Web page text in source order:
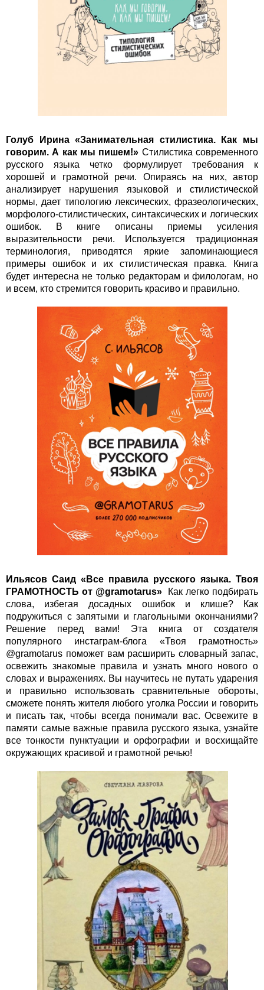
Голуб Ирина «Занимательная стилистика. Как мы
говорим. А как мы пишем!» Стилистика современного
русского языка четко формулирует требования к
хорошей и грамотной речи. Опираясь на них, автор
анализирует нарушения языковой и стилистической
нормы, дает типологию лексических, фразеологических,
морфолого-стилистических, синтаксических и логических
ошибок. В книге описаны приемы усиления
выразительности речи. Используется традиционная
терминология, приводятся яркие запоминающиеся
примеры ошибок и их стилистическая правка. Книга
будет интересна не только редакторам и филологам, но
и всем, кто стремится говорить красиво и правильно.
Ильясов Саид « Все правила русского языка. Твоя
ГРАМОТНОСТЬ от @gramotarus» Как легко подбирать
слова, избегая досадных ошибок и клише? Как
подружиться с запятыми и глагольными окончаниями?
Решение перед вами! Эта книга от создателя
популярного инстаграм-блога «Твоя грамотность»
@gramotarus поможет вам расширить словарный запас,
освежить знакомые правила и узнать много нового о
словах и выражениях. Вы научитесь не путать ударения
и правильно использовать сравнительные обороты,
сможете понять жителя любого уголка России и говорить
и писать так, чтобы всегда понимали вас. Освежите в
памяти самые важные правила русского языка, узнайте
все тонкости пунктуации и орфографии и восхищайте
окружающих красивой и грамотной речью!